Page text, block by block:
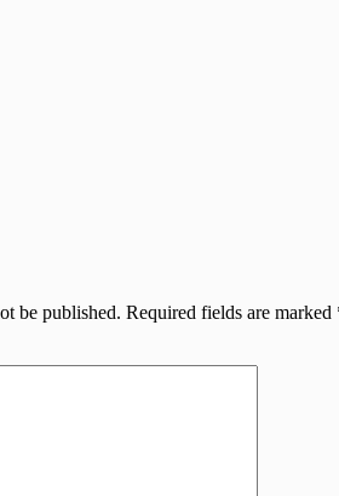
be published. Required fields are marked